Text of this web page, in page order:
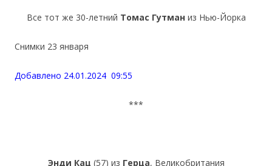
Все тот же 30-летний Томас Гутманиз Нью-Йорка
Снимки 23 января
Добавлено 24.01.2024 09:55
***
Энди Кац (57) из Герца, Великобритания